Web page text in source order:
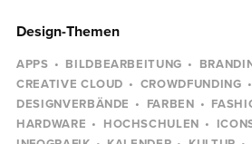
Design-Themen
APPS BILDBEARBEITUNG
CREATIVE CLOUD
CROWDFUNDING
DESIGNVERBÄNDE
FARBEN
HARDWARE
HOCHSCHULEN